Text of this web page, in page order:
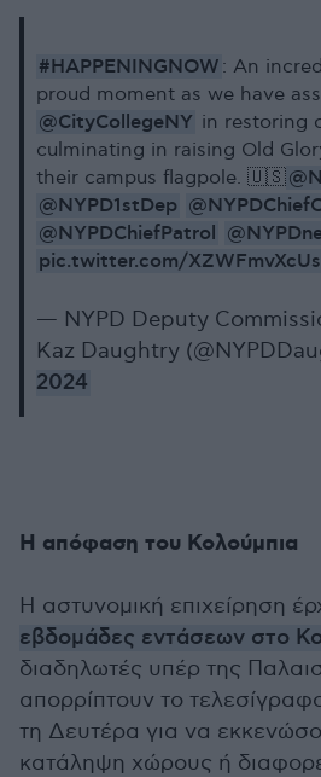
#HAPPENINGNOW : An
proud moment as we have
@CityCollegeNY in restoring
culminating in raising Old
their campus flagpole. 🇺🇸
@NYPD1stDep
@NYPDChiefPatrol
pic.twitter.com/XZWFmvXcUs
— NYPD Deputy
Kaz Daughtry
2024
Η απόφαση του Κολούμπια
Η αστυνομική επιχείρηση
εβδομάδες εντάσεων στο
διαδηλωτές υπέρ της
απορρίπτουν το
τη Δευτέρα για να
κατάληψη χώρους ή